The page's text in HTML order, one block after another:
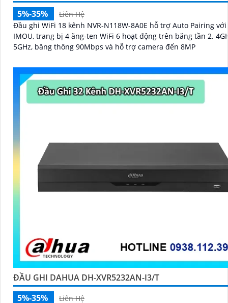
5%-35%
Liên Hệ
Đầu ghi WiFi 18 kênh NVR-N118W-8A0E hỗ trợ Auto Pairing
IMOU, trang bị 4 ăng-ten WiFi 6 hoạt động trên băng tần 2.
5GHz, băng thông 90Mbps và hỗ trợ camera đến 8MP
ĐẦU GHI DAHUA DH-XVR5232AN-I3/T
5%-35%
Liên Hệ